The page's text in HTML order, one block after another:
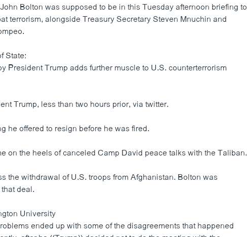
Bolton was supposed to be in this Tuesday afternoon briefing to
terrorism, alongside Treasury Secretary Steven Mnuchin and
State:
President Trump adds further muscle to U.S. counterterrorism
Trump, less than two hours prior, via twitter.
he offered to resign before he was fired.
on the heels of canceled Camp David peace talks with the Taliban.
the withdrawal of U.S. troops from Afghanistan. Bolton was
deal.
University
ended up with some of the disagreements that happened